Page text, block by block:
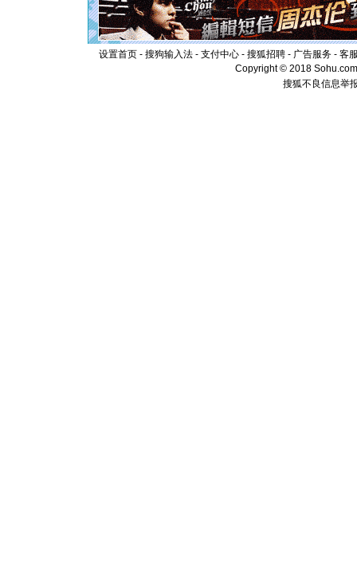
离。水晶
[元旦]当
泣，这痛
卖了。水
[春节] 风
颜！冬去
设置首页 - 搜狗输入法 - 支付中心 - 搜狐招聘 - 广告服务 - 客
Copyright © 2018
搜狐不良信息举